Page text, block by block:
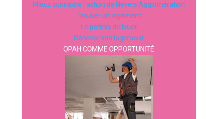
Mieux connaitre l’action de Nevers Agglomération
Trouver un logement
Le permis de louer
Rénover son logement
OPAH COMME OPPORTUNITÉ